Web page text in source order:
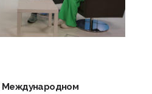
Международном